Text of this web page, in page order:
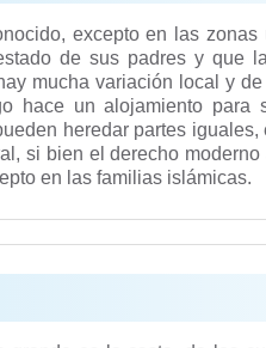
excepto en las
de sus padres y que
mucha variación local y
hace un alojamiento para
heredar partes
si bien el derecho
en las familias islámicas.